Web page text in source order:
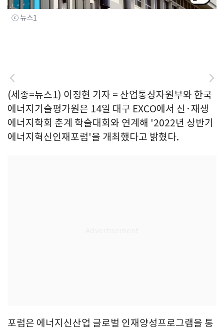
ⓒ 뉴스1
(세종=뉴스1) 이정현 기자 = 산업통상자원부와 한국
에너지기술평가원은 14일 대구 EXCO에서 신·재생
에너지학회 춘계 학술대회와 연계해 '2022년 상반기
에너지혁신인재포럼'을 개최했다고 밝혔다.
포럼은 에너지신산업 글로벌 인재양성프로그램을 통